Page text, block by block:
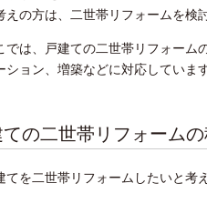
えの方は、二世帯リフォームを検
では、戸建ての二世帯リフォーム
ション、増築などに対応していま
ての二世帯リフォーム
てを二世帯リフォームしたいと考